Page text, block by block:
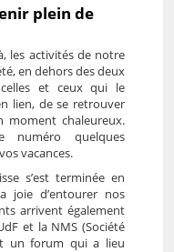
plein de
les activités de notre
en dehors des deux
et ceux qui le
lien, de se retrouver
moment chaleureux.
numéro quelques
vacances.
s’est terminée en
d’entourer nos
arrivent également
et la NMS (Société
un forum qui a lieu